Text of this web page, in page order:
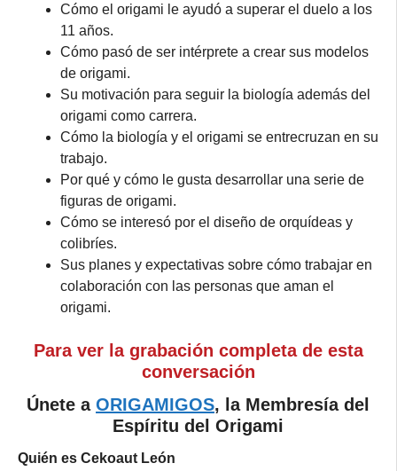
Cómo el origami le ayudó a superar el duelo a los
11 años.
Cómo pasó de ser intérprete a crear sus modelos
de origami.
Su motivación para seguir la biología además del
origami como carrera.
Cómo la biología y el origami se entrecruzan en su
trabajo.
Por qué y cómo le gusta desarrollar una serie de
figuras de origami.
Cómo se interesó por el diseño de orquídeas y
colibríes.
Sus planes y expectativas sobre cómo trabajar en
colaboración con las personas que aman el
origami.
Para ver la grabación completa de esta
conversación
Únete a ORIGAMIGOS, la Membresía del
Espíritu del Origami
Quién es Cekoaut León